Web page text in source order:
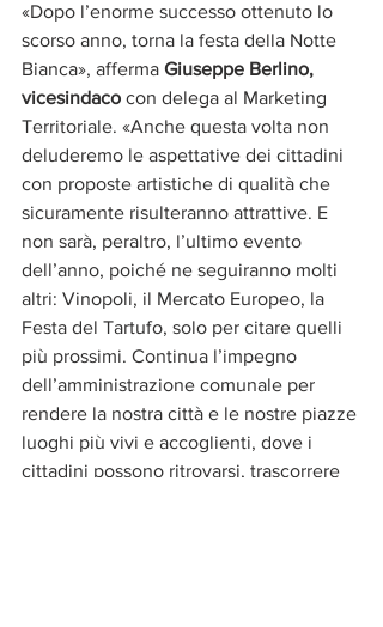
«Dopo l’enorme successo ottenuto lo
scorso anno, torna la festa della Notte
Bianca», afferma Giuseppe Berlino,
vicesindaco con delega al Marketing
Territoriale. «Anche questa volta non
deluderemo le aspettative dei cittadini
con proposte artistiche di qualità che
sicuramente risulteranno attrattive. E
non sarà, peraltro, l’ultimo evento
dell’anno, poiché ne seguiranno molti
altri: Vinopoli, il Mercato Europeo, la
Festa del Tartufo, solo per citare quelli
più prossimi. Continua l’impegno
dell’amministrazione comunale per
rendere la nostra città e le nostre piazze
luoghi più vivi e accoglienti, dove i
cittadini possono ritrovarsi, trascorrere